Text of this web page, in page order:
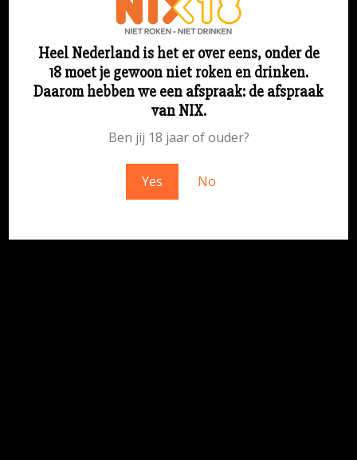
Heel Nederland is het er over eens, onder de
18 moet je gewoon niet roken en drinken.
Daarom hebben we een afspraak: de afspraak
van NIX.
Ben jij 18 jaar of ouder?
Yes No
Login
Sorry voor ons stof! We werken aan iets
geweldigs – kom snel terug!